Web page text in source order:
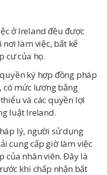
ở Ireland đều được
làm việc, bất kể
cư của họ.
ký hợp đồng pháp
có mức lương bằng
và các quyền lợi
luật Ireland.
lý, người sử dụng
cung cấp giờ làm việc
của nhân viên. Đây là
khi chấp nhận bất